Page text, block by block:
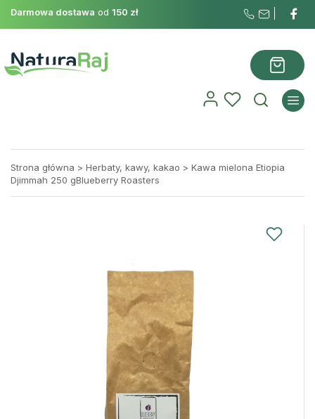
Darmowa dostawa od 150 zł
Strona główna > Herbaty, kawy, kakao > Kawa mielona Etiopia
Djimmah 250 gBlueberry Roasters